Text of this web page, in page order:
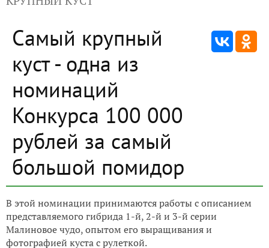
Самый крупный
куст - одна из
номинаций
Конкурса 100 000
рублей за самый
большой помидор
В этой номинации принимаются работы с описанием
представляемого гибрида 1-й, 2-й и 3-й серии
Малиновое чудо, опытом его выращивания и
фотографией куста с рулеткой.